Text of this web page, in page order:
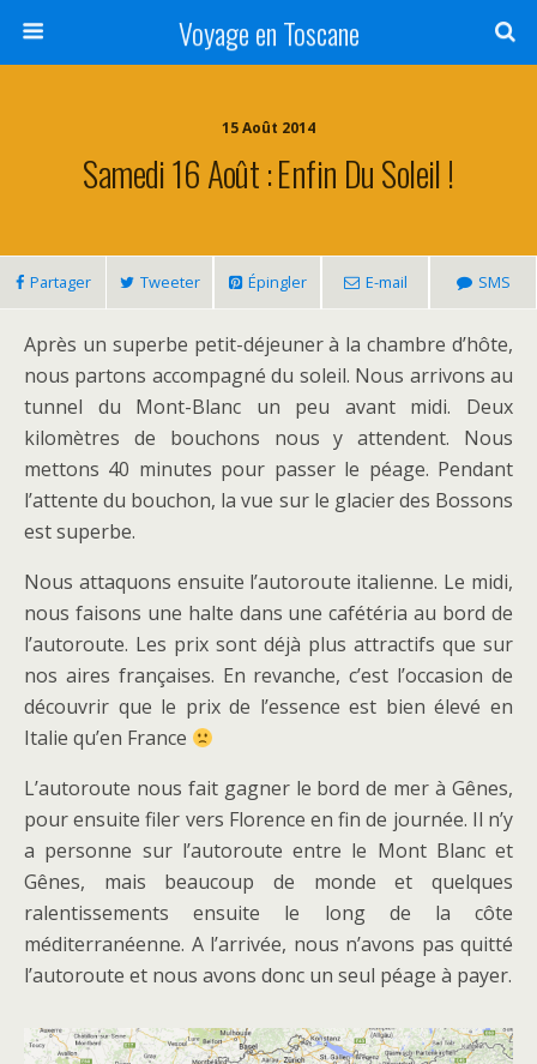
Voyage en Toscane
15 Août 2014
Samedi 16 Août : Enfin Du Soleil !
Partager Tweeter Épingler E-mail SMS
Après un superbe petit-déjeuner à la chambre d’hôte,
nous partons accompagné du soleil. Nous arrivons au
tunnel du Mont-Blanc un peu avant midi. Deux
kilomètres de bouchons nous y attendent. Nous
mettons 40 minutes pour passer le péage. Pendant
l’attente du bouchon, la vue sur le glacier des Bossons
est superbe.
Nous attaquons ensuite l’autoroute italienne. Le midi,
nous faisons une halte dans une cafétéria au bord de
l’autoroute. Les prix sont déjà plus attractifs que sur
nos aires françaises. En revanche, c’est l’occasion de
découvrir que le prix de l’essence est bien élevé en
Italie qu’en France
L’autoroute nous fait gagner le bord de mer à Gênes,
pour ensuite filer vers Florence en fin de journée. Il n’y
a personne sur l’autoroute entre le Mont Blanc et
Gênes, mais beaucoup de monde et quelques
ralentissements ensuite le long de la côte
méditerranéenne. A l’arrivée, nous n’avons pas quitté
l’autoroute et nous avons donc un seul péage à payer.